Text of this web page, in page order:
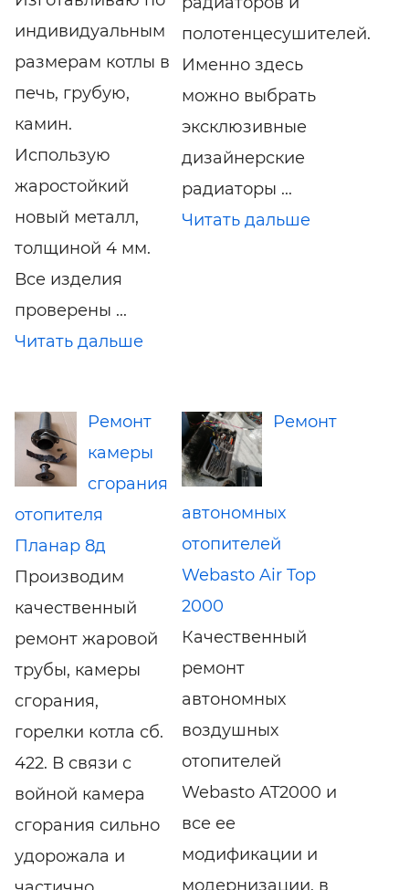
индивидуальным
размерам котлы в
печь, грубую,
камин.
Использую
жаростойкий
новый металл,
толщиной 4 мм.
Все изделия
проверены ...
Читать дальше
полотенцесушителей.
Именно здесь
можно выбрать
эксклюзивные
дизайнерские
радиаторы ...
Читать дальше
Ремонт
камеры
сгорания
отопителя
Планар 8д
Производим
качественный
ремонт жаровой
трубы, камеры
сгорания,
горелки котла сб.
422. В связи с
войной камера
сгорания сильно
удорожала и
Ремонт
автономных
отопителей
Webasto Air Top
2000
Качественный
ремонт
автономных
воздушных
отопителей
Webasto AT2000 и
все ее
модификации и
модернизации, в